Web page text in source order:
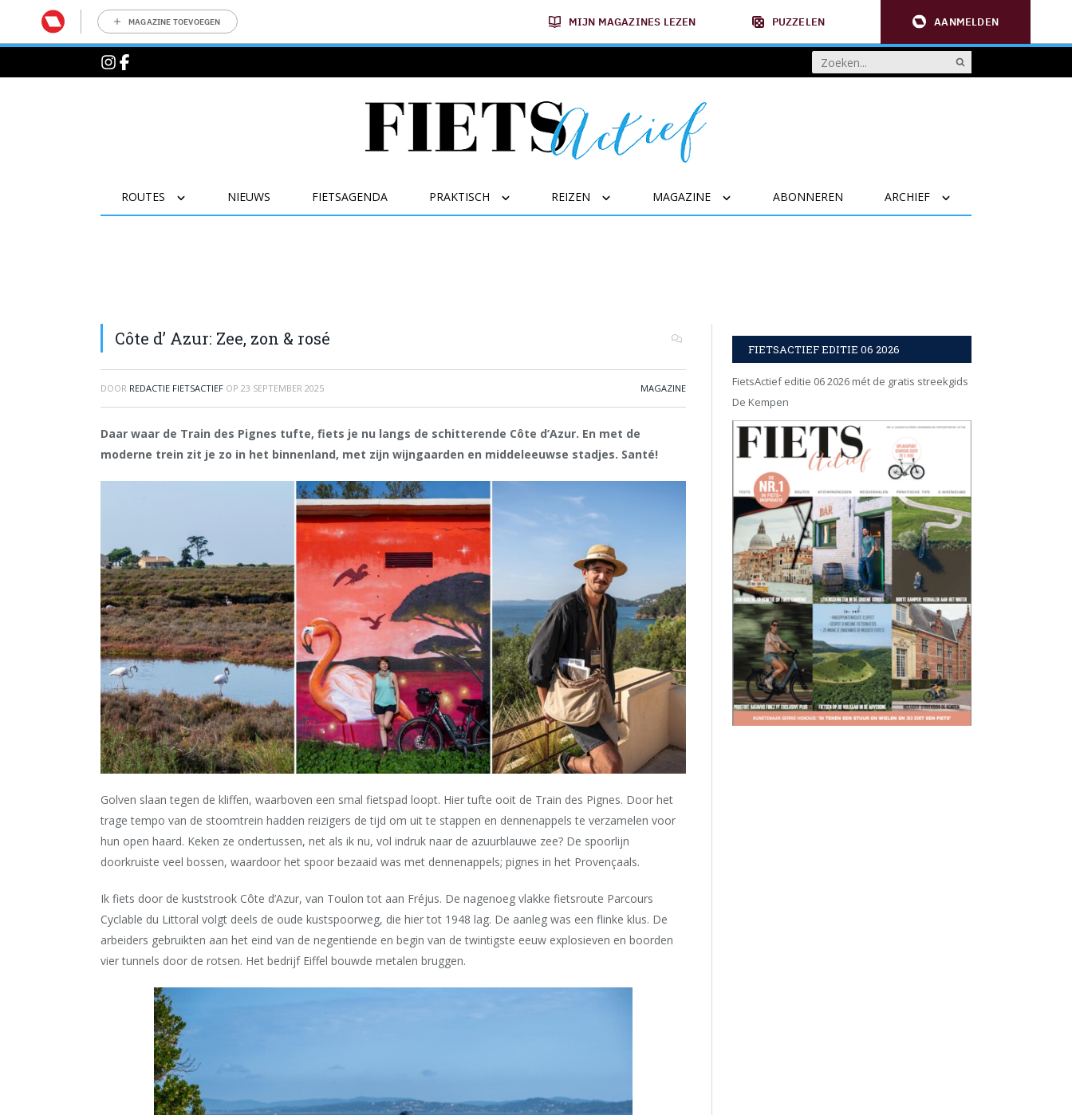
MAGAZINE TOEVOEGEN MIJN MAGAZINES LEZEN PUZZELEN AANMELDEN
ROUTES NIEUWS FIETSAGENDA PRAKTISCH REIZEN MAGAZINE ABONNEREN ARCHIEF
Côte d’ Azur: Zee, zon & rosé
DOOR REDACTIE FIETSACTIEF OP 23 SEPTEMBER 2025 MAGAZINE
Daar waar de Train des Pignes tufte, fiets je nu langs de schitterende Côte d’Azur. En met de
moderne trein zit je zo in het binnenland, met zijn wijngaarden en middeleeuwse stadjes. Santé!
Golven slaan tegen de kliffen, waarboven een smal fietspad loopt. Hier tufte ooit de Train des Pignes. Door het
trage tempo van de stoomtrein hadden reizigers de tijd om uit te stappen en dennenappels te verzamelen voor
hun open haard. Keken ze ondertussen, net als ik nu, vol indruk naar de azuurblauwe zee? De spoorlijn
doorkruiste veel bossen, waardoor het spoor bezaaid was met dennenappels; pignes in het Provençaals.
Ik fiets door de kuststrook Côte d’Azur, van Toulon tot aan Fréjus. De nagenoeg vlakke fietsroute Parcours
Cyclable du Littoral volgt deels de oude kustspoorweg, die hier tot 1948 lag. De aanleg was een flinke klus. De
arbeiders gebruikten aan het eind van de negentiende en begin van de twintigste eeuw explosieven en boorden
vier tunnels door de rotsen. Het bedrijf Eiffel bouwde metalen bruggen.
FIETSACTIEF EDITIE 06 2026
FietsActief editie 06 2026 mét de gratis streekgids
De Kempen